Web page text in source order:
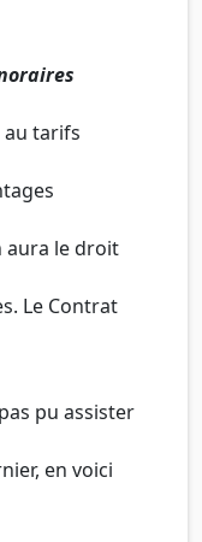
au tarifs
aura le droit
Le Contrat
pu assister
en voici